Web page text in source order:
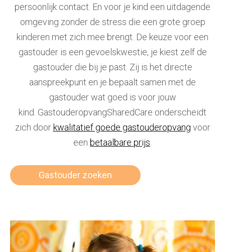
persoonlijk contact. En voor je kind een uitdagende
omgeving zonder de stress die een grote groep
kinderen met zich mee brengt. De keuze voor een
gastouder is een gevoelskwestie, je kiest zelf de
gastouder die bij je past. Zij is het directe
aanspreekpunt en je bepaalt samen met de
gastouder wat goed is voor jouw
kind. GastouderopvangSharedCare onderscheidt
zich door kwalitatief goede gastouderopvang voor
een betaalbare prijs
Gastouder zoeken